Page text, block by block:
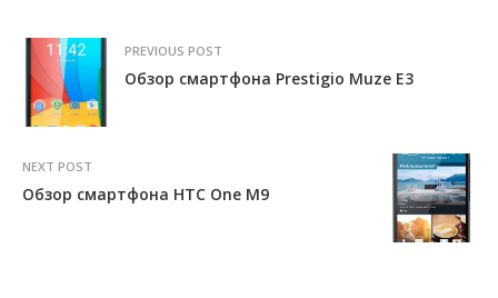
PREVIOUS POST
Обзор смартфона Prestigio Muze E3
NEXT POST
Обзор смартфона HTC One M9